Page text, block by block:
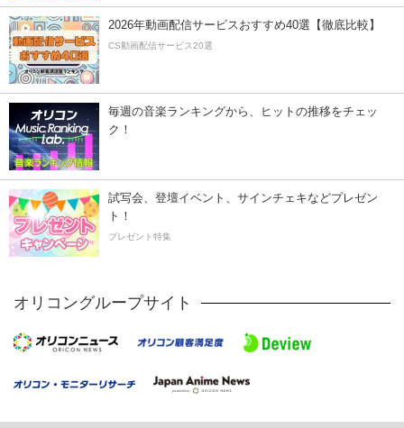
2026年動画配信サービスおすすめ40選【徹底比較】
CS動画配信サービス20選
毎週の音楽ランキングから、ヒットの推移をチェッ
ク！
試写会、登壇イベント、サインチェキなどプレゼン
ト！
プレゼント特集
オリコングループサイト